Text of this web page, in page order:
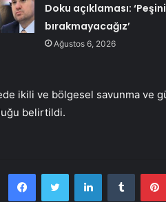
Doku açıklaması: ‘Peşini
bırakmayacağız’
Ağustos 6, 2026
ikili ve bölgesel savunma ve
belirtildi.
FacebookTwitter LinkedInTumblr